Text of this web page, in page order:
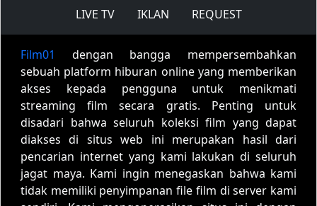
LIVE TV
IKLAN REQUEST
Film01
dengan bangga mempersembahkan
sebuah platform hiburan online yang memberikan
akses kepada pengguna untuk menikmati
streaming film secara gratis. Penting untuk
disadari bahwa seluruh koleksi film yang dapat
diakses di situs web ini merupakan hasil dari
pencarian internet yang kami lakukan di seluruh
jagat maya. Kami ingin menegaskan bahwa kami
tidak memiliki penyimpanan file film di server kami